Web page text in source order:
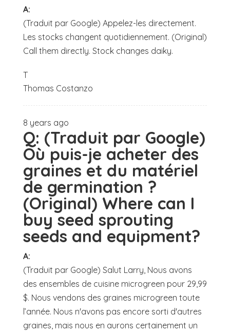
A:
(Traduit par Google) Appelez-les directement.
Les stocks changent quotidiennement. (Original)
Call them directly. Stock changes daiky.
T
Thomas Costanzo
8 years ago
Q: (Traduit par Google)
Où puis-je acheter des
graines et du matériel
de germination ?
(Original) Where can I
buy seed sprouting
seeds and equipment?
A:
(Traduit par Google) Salut Larry, Nous avons
des ensembles de cuisine microgreen pour 29,99
$. Nous vendons des graines microgreen toute
l’année. Nous n'avons pas encore sorti d'autres
graines, mais nous en aurons certainement un